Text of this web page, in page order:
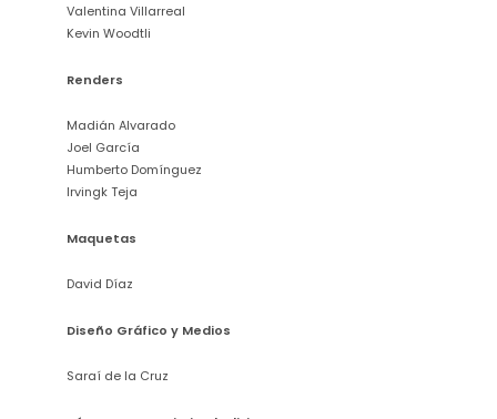
Valentina Villarreal
Kevin Woodtli
Renders
Madián Alvarado
Joel García
Humberto Domínguez
Irvingk Teja
Maquetas
David Díaz
Diseño Gráfico y Medios
Saraí de la Cruz